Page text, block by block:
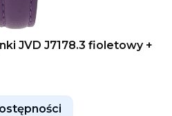
JVD J7178.3 fioletowy +